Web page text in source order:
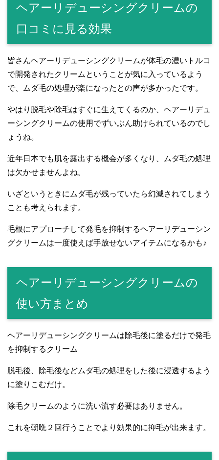
ヘアーリデューシングクリームの
口コミに見る効果
皆さんヘアーリデューシングクリームが体毛の濃いトルコ
で開発されたクリームということが気に入っているよう
で、ムダ毛の処理が楽になったとの声が多かったです。
やはり脱毛や除毛はすぐに生えてくるのか、ヘアーリデュ
ーシングクリームの使用でずいぶん助けられているのでし
ょうね。
近年日本でも肌を露出する機会が多くなり、ムダ毛の処理
は欠かせませんよね。
いざというときにムダ毛が残っていたら幻滅されてしまう
ことも考えられます。
毛根にアプローチして発毛を抑制するヘアーリデューシン
グクリームは一度使えば手放せないアイテムになるかも♪
ヘアーリデューシングクリームの
使い方まとめ
ヘアーリデューシングクリームは除毛後に塗るだけで発毛
を抑制するクリーム
脱毛後、除毛後などムダ毛の処理をした後に浸透するよう
に塗りこむだけ。
除毛クリームのように洗い流す必要はありません。
これを朝晩２回行うことでより効果的に抑毛が出来ます。